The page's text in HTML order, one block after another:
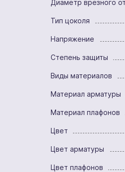
Диаметр врезного
Тип цоколя
Напряжение
Степень защиты
Виды материалов
Материал арматуры
Материал плафонов
Цвет
Цвет арматуры
Цвет плафонов